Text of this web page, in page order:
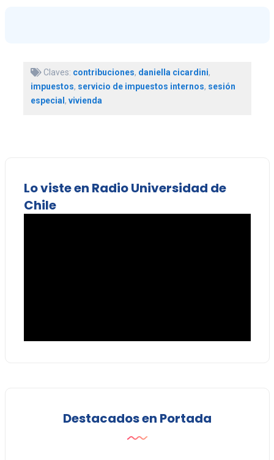
Claves: contribuciones, daniella cicardini,
impuestos, servicio de impuestos internos, sesión
especial, vivienda
Lo viste en Radio Universidad de
Chile
Destacados en Portada